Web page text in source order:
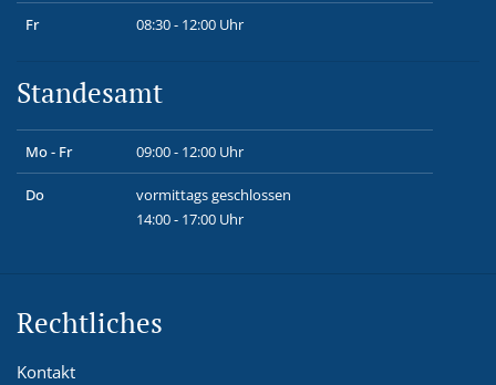
Fr 08:30 - 12:00 Uhr
Standesamt
Mo - Fr 09:00 - 12:00 Uhr
Do
vormittags geschlossen
14:00 - 17:00 Uhr
Rechtliches
Kontakt